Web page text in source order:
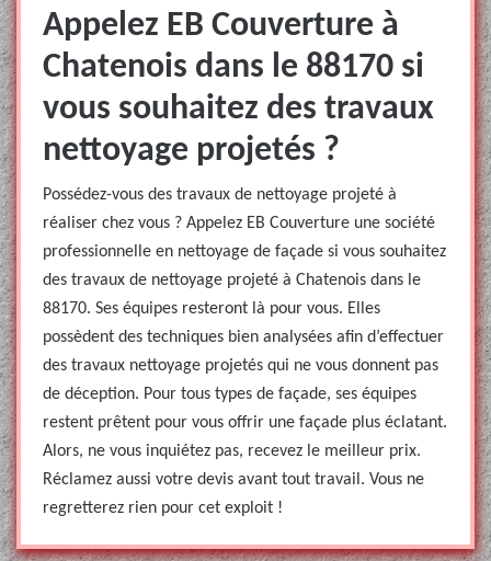
Appelez EB Couverture à
Chatenois dans le 88170 si
vous souhaitez des travaux
nettoyage projetés ?
Possédez-vous des travaux de nettoyage projeté à
réaliser chez vous ? Appelez EB Couverture une société
professionnelle en nettoyage de façade si vous souhaitez
des travaux de nettoyage projeté à Chatenois dans le
88170. Ses équipes resteront là pour vous. Elles
possèdent des techniques bien analysées afin d’effectuer
des travaux nettoyage projetés qui ne vous donnent pas
de déception. Pour tous types de façade, ses équipes
restent prêtent pour vous offrir une façade plus éclatant.
Alors, ne vous inquiétez pas, recevez le meilleur prix.
Réclamez aussi votre devis avant tout travail. Vous ne
regretterez rien pour cet exploit !